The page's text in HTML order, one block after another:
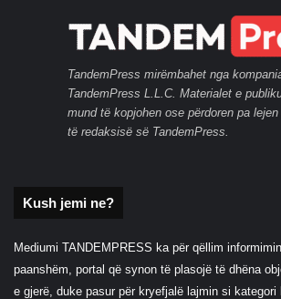
TandemPress mirëmbahet nga
TandemPress L.L.C. Materialet e
mund të kopjohen ose përdoren pa lejen
të redaksisë së TandemPress.
Kush jemi ne?
Mediumi TANDEMPRESS ka për qëllim
paanshëm, portal që synon të plasojë të dhëna
e gjerë, duke pasur për kryefjalë lajmin si kategori